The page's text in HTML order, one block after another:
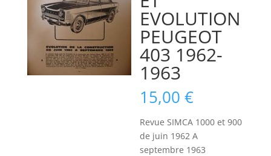
EVOLUTION
PEUGEOT
403 1962-
1963
15,00€
Revue SIMCA 1000 et 900
de juin 1962 A
septembre 1963